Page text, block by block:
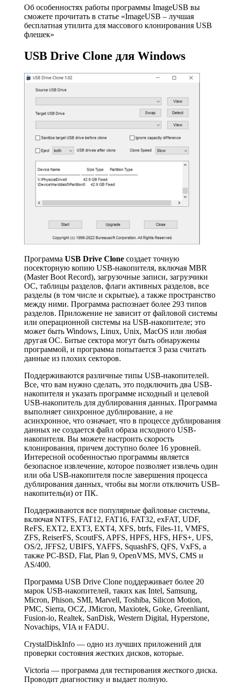
Об особенностях работы программы ImageUSB вы
сможете прочитать в статье «ImageUSB – лучшая
бесплатная утилита для массового клонирования USB
флешек»
USB Drive Clone для Windows
Программа USB Drive Clone создает точную
посекторную копию USB-накопителя, включая MBR
(Master Boot Record), загрузочные записи, загрузчики
ОС, таблицы разделов, флаги активных разделов, все
разделы (в том числе и скрытые), а также пространство
между ними. Программа распознает более 293 типов
разделов. Приложение не зависит от файловой системы
или операционной системы на USB-накопителе; это
может быть Windows, Linux, Unix, MacOS или любая
другая ОС. Битые сектора могут быть обнаружены
программой, и программа попытается 3 раза считать
данные из плохих секторов.
Поддерживаются различные типы USB-накопителей.
Все, что вам нужно сделать, это подключить два USB-
накопителя и указать программе исходный и целевой
USB-накопитель для дублирования данных. Программа
выполняет синхронное дублирование, а не
асинхронное, что означает, что в процессе дублирования
данных не создается файл образа исходного USB-
накопителя. Вы можете настроить скорость
клонирования, причем доступно более 16 уровней.
Интересной особенностью программы является
безопасное извлечение, которое позволяет извлечь один
или оба USB-накопителя после завершения процесса
дублирования данных, чтобы вы могли отключить USB-
накопитель(и) от ПК.
Поддерживаются все популярные файловые системы,
включая NTFS, FAT12, FAT16, FAT32, exFAT, UDF,
ReFS, EXT2, EXT3, EXT4, XFS, btrfs, Files-11, VMFS,
ZFS, ReiserFS, ScoutFS, APFS, HPFS, HFS, HFS+, UFS,
OS/2, JFFS2, UBIFS, YAFFS, SquashFS, QFS, VxFS, а
также PC-BSD, Flat, Plan 9, OpenVMS, MVS, CMS и
AS/400.
Программа USB Drive Clone поддерживает более 20
марок USB-накопителей, таких как Intel, Samsung,
Micron, Phison, SMI, Marvell, Toshiba, Silicon Motion,
PMC, Sierra, OCZ, JMicron, Maxiotek, Goke, Greenliant,
Fusion-io, Realtek, SanDisk, Western Digital, Hyperstone,
Novachips, VIA и FADU.
CrystalDiskInfo — одно из лучших приложений для
проверки состояния жестких дисков, которые.
Victoria — программа для тестирования жесткого диска.
Проводит диагностику и выдает полную.